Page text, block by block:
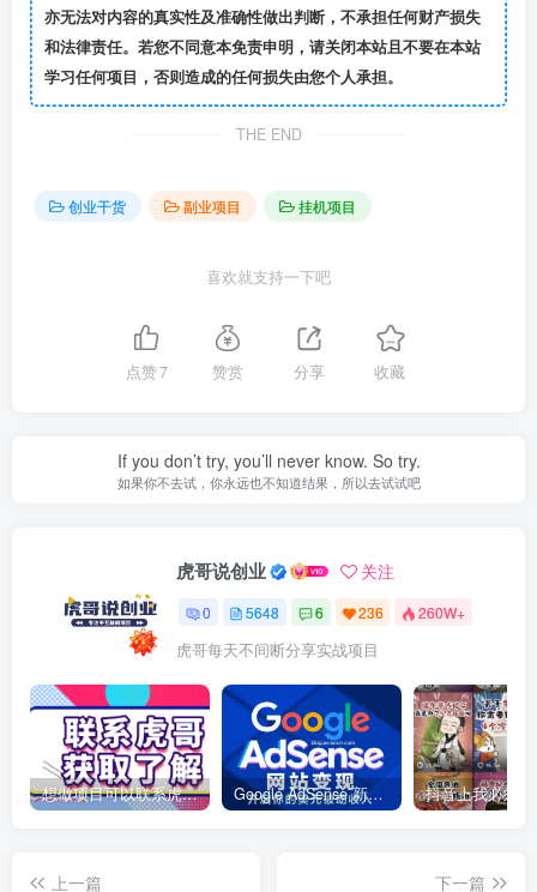
亦无法对内容的真实性及准确性做出判断，不承担任何财产损失
和法律责任。若您不同意本免责申明，请关闭本站且不要在本站
学习任何项目，否则造成的任何损失由您个人承担。
THE END
创业干货 副业项目 挂机项目
喜欢就支持一下吧
点赞7 赞赏 分享 收藏
If you don’t try, you’ll never know. So try.
如果你不去试，你永远也不知道结果，所以去试试吧
虎哥说创业 关注
0 5648 6 236 260W+
虎哥每天不间断分享实战项目
想做项目可以联系虎哥微信 虎哥一对一解答并且远程视频教学 Google AdSense 新手接入教程：虎哥手把手教你用网站赚取美元收入
上一篇
下一篇